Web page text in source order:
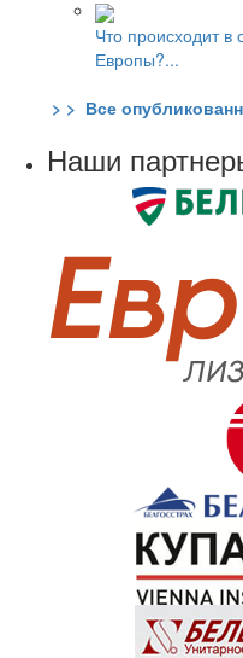
Что происходит
Европы?...
> > Все
Наши